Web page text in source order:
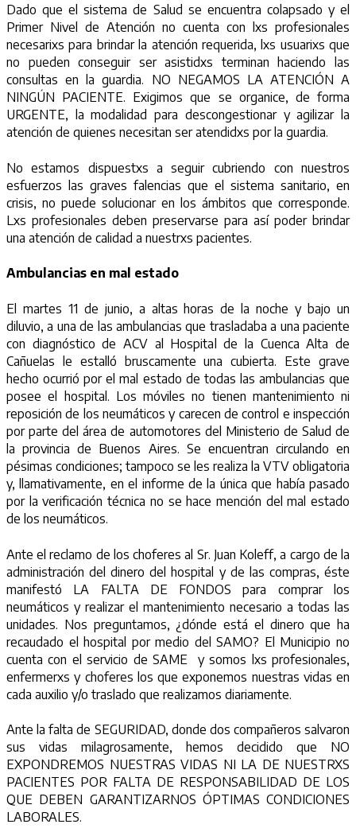
Dado que el sistema de Salud se encuentra colapsado y el
Primer Nivel de Atención no cuenta con lxs profesionales
necesarixs para brindar la atención requerida, lxs usuarixs que
no pueden conseguir ser asistidxs terminan haciendo las
consultas en la guardia. NO NEGAMOS LA ATENCIÓN A
NINGÚN PACIENTE. Exigimos que se organice, de forma
URGENTE, la modalidad para descongestionar y agilizar la
atención de quienes necesitan ser atendidxs por la guardia.
No estamos dispuestxs a seguir cubriendo con nuestros
esfuerzos las graves falencias que el sistema sanitario, en
crisis, no puede solucionar en los ámbitos que corresponde.
Lxs profesionales deben preservarse para así poder brindar
una atención de calidad a nuestrxs pacientes.
Ambulancias en mal estado
El martes 11 de junio, a altas horas de la noche y bajo un
diluvio, a una de las ambulancias que trasladaba a una paciente
con diagnóstico de ACV al Hospital de la Cuenca Alta de
Cañuelas le estalló bruscamente una cubierta. Este grave
hecho ocurrió por el mal estado de todas las ambulancias que
posee el hospital. Los móviles no tienen mantenimiento ni
reposición de los neumáticos y carecen de control e inspección
por parte del área de automotores del Ministerio de Salud de
la provincia de Buenos Aires. Se encuentran circulando en
pésimas condiciones; tampoco se les realiza la VTV obligatoria
y, llamativamente, en el informe de la única que había pasado
por la verificación técnica no se hace mención del mal estado
de los neumáticos.
Ante el reclamo de los choferes al Sr. Juan Koleff, a cargo de la
administración del dinero del hospital y de las compras, éste
manifestó LA FALTA DE FONDOS para comprar los
neumáticos y realizar el mantenimiento necesario a todas las
unidades. Nos preguntamos, ¿dónde está el dinero que ha
recaudado el hospital por medio del SAMO? El Municipio no
cuenta con el servicio de SAME y somos lxs profesionales,
enfermerxs y choferes los que exponemos nuestras vidas en
cada auxilio y/o traslado que realizamos diariamente.
Ante la falta de SEGURIDAD, donde dos compañeros salvaron
sus vidas milagrosamente, hemos decidido que NO
EXPONDREMOS NUESTRAS VIDAS NI LA DE NUESTRXS
PACIENTES POR FALTA DE RESPONSABILIDAD DE LOS
QUE DEBEN GARANTIZARNOS ÓPTIMAS CONDICIONES
LABORALES.